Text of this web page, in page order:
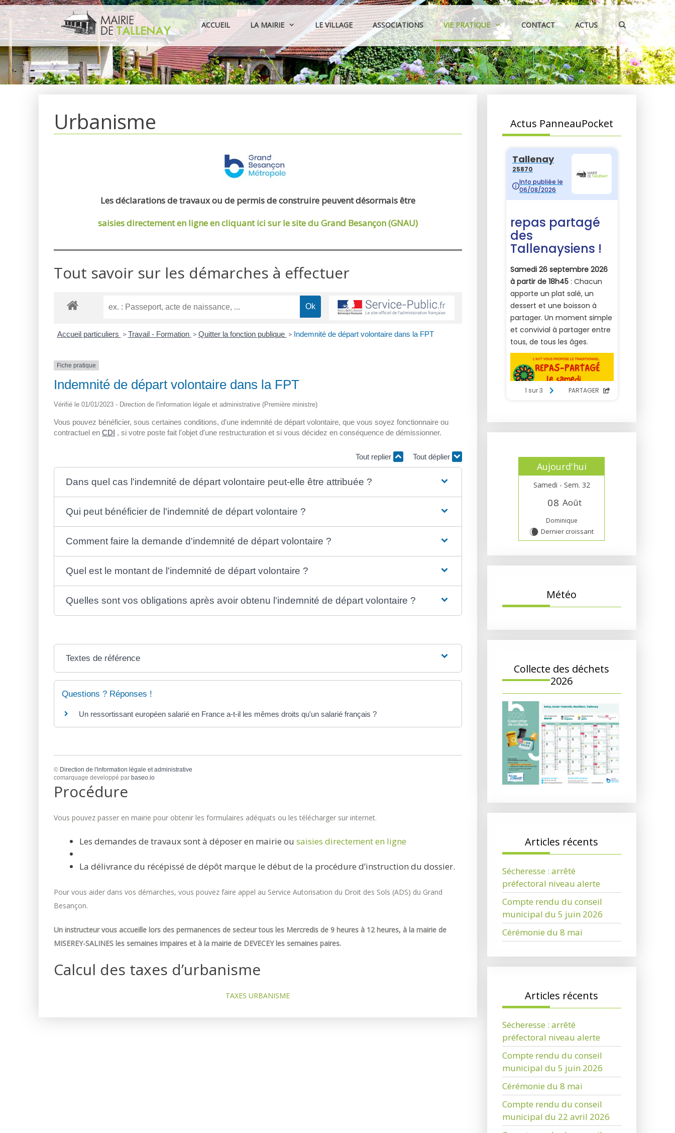
Aller
au
contenu
ACCUEIL LA MAIRIE LE VILLAGE ASSOCIATIONS VIE PRATIQUE CONTACT ACTUS
Urbanisme
Les déclarations de travaux ou de permis de construire peuvent désormais être
saisies directement en ligneen cliquant ici sur le site du Grand Besançon (GNAU)
Tout savoir sur les démarches à effectuer
Accueil particuliers > Travail - Formation > Quitter la fonction publique > Indemnité de départ volontaire dans la FPT
Fiche pratique
Indemnité de départ volontaire dans la FPT
Vérifié le 01/01/2023 - Direction de l'information légale et administrative (Première ministre)
Vous pouvez bénéficier, sous certaines conditions, d'une indemnité de départ volontaire, que vous soyez fonctionnaire ou
contractuel en CDI , si votre poste fait l'objet d'une restructuration et si vous décidez en conséquence de démissionner.
Tout replier Tout déplier
Dans quel cas l'indemnité de départ volontaire peut-elle être attribuée ?
Qui peut bénéficier de l'indemnité de départ volontaire ?
Comment faire la demande d'indemnité de départ volontaire ?
Quel est le montant de l'indemnité de départ volontaire ?
Quelles sont vos obligations après avoir obtenu l'indemnité de départ volontaire ?
Textes de référence
Questions ? Réponses !
Un ressortissant européen salarié en France a-t-il les mêmes droits qu'un salarié français ?
© Direction de l'information légale et administrative
comarquage developpé par baseo.io
Procédure
Vous pouvez passer en mairie pour obtenir les formulaires adéquats ou les télécharger sur internet.
Les demandes de travaux sont à déposer en mairie ou saisies directement en ligne
La délivrance du récépissé de dépôt marque le début de la procédure d’instruction du dossier.
Pour vous aider dans vos démarches, vous pouvez faire appel au Service Autorisation du Droit des Sols (ADS) du Grand
Besançon.
Un instructeur vous accueille lors des permanences de secteur tous les Mercredis de 9 heures à 12 heures, à la mairie de
MISEREY-SALINES les semaines impaires et à la mairie de DEVECEY les semaines paires.
Calcul des taxes d’urbanisme
TAXES URBANISME
Actus PanneauPocket
Aujourd'hui
Samedi - Sem. 32
08 Août
Dominique
W Dernier croissant
Météo
Collecte des déchets
2026
Articles récents
Sécheresse : arrêté
préfectoral niveau alerte
Compte rendu du conseil
municipal du 5 juin 2026
Cérémonie du 8 mai
Articles récents
Sécheresse : arrêté
préfectoral niveau alerte
Compte rendu du conseil
municipal du 5 juin 2026
Cérémonie du 8 mai
Compte rendu du conseil
municipal du 22 avril 2026